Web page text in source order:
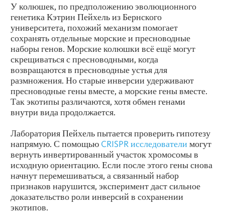
У колюшек, по предположению эволюционного
генетика Кэтрин Пейхель из Бернского
университета, похожий механизм помогает
сохранять отдельные морские и пресноводные
наборы генов. Морские колюшки всё ещё могут
скрещиваться с пресноводными, когда
возвращаются в пресноводные устья для
размножения. Но старые инверсии удерживают
пресноводные гены вместе, а морские гены вместе.
Так экотипы различаются, хотя обмен генами
внутри вида продолжается.
Лаборатория Пейхель пытается проверить гипотезу
напрямую. С помощью CRISPR исследователи могут
вернуть инвертированный участок хромосомы в
исходную ориентацию. Если после этого гены снова
начнут перемешиваться, а связанный набор
признаков нарушится, эксперимент даст сильное
доказательство роли инверсий в сохранении
экотипов.